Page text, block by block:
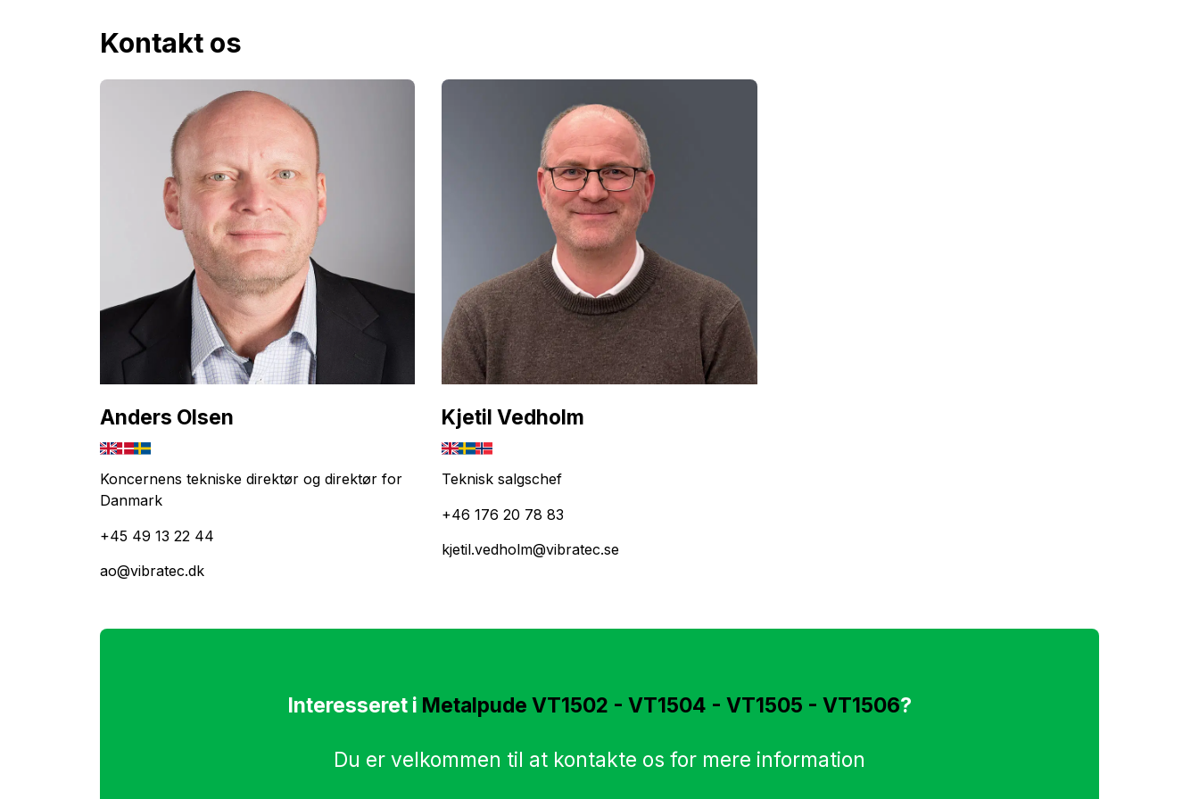
Kontakt os
Anders Olsen
Koncernens tekniske direktør og direktør for
Danmark
+45 49 13 22 44
ao@vibratec.dk
Kjetil Vedholm
Teknisk salgschef
+46 176 20 78 83
kjetil.vedholm@vibratec.se
Interesseret i Metalpude VT1502 - VT1504 - VT1505 - VT1506?
Du er velkommen til at kontakte os for mere information